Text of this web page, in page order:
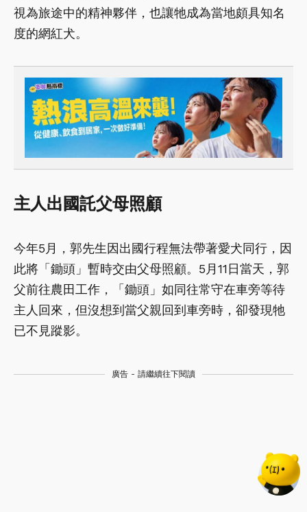
視為旅途中的精神夥伴，也讓牠成為當地頗具知名
度的網紅犬。
主人出國託父母照顧
今年5月，郭先生因出國行程無法帶著愛犬同行，因
此將「鋤頭」暫時交由父母照顧。5月11日當天，郭
父前往農田工作，「鋤頭」如同往常守在車旁等待
主人回來，但沒想到當父親回到車旁時，卻發現牠
已不見蹤影。
廣告 - 請繼續往下閱讀